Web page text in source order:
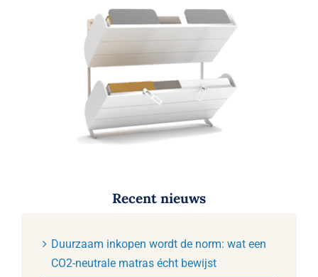
Recent nieuws
Duurzaam inkopen wordt de norm: wat een
CO2-neutrale matras écht bewijst